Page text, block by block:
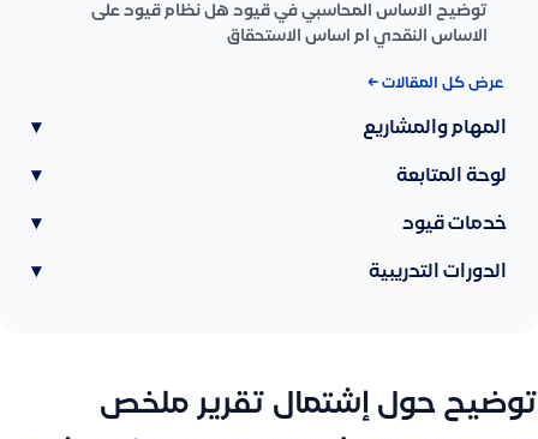
توضيح الاساس المحاسبي في قيود هل نظام قيود على
الاساس النقدي ام اساس الاستحقاق
عرض كل المقالات ←
المهام والمشاريع ▾
لوحة المتابعة ▾
خدمات قيود ▾
الدورات التدريبية ▾
توضيح حول إشتمال تقرير ملخص